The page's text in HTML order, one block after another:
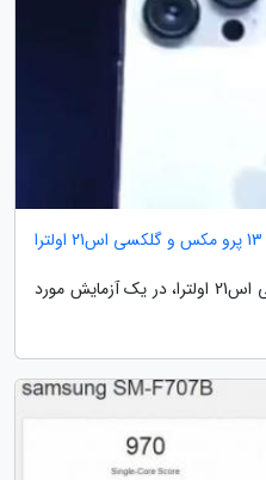
سرعت آیفون 13 پرو مکس و گلکسی اس21 اولترا، در یک آزمایش مورد